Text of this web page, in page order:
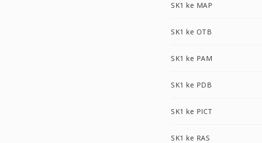
SK1 ke MAP
SK1 ke OTB
SK1 ke PAM
SK1 ke PDB
SK1 ke PICT
SK1 ke RAS